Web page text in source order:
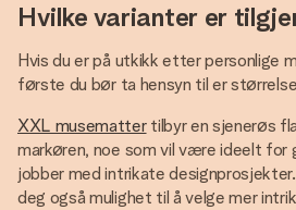
Hvilke varianter er
Hvis du er på utkikk etter personlige
første du bør ta hensyn til er
XXL musemattertilbyr en sjenerøs
markøren, noe som vil være ideelt for
jobber med intrikate
deg også mulighet til å velge mer